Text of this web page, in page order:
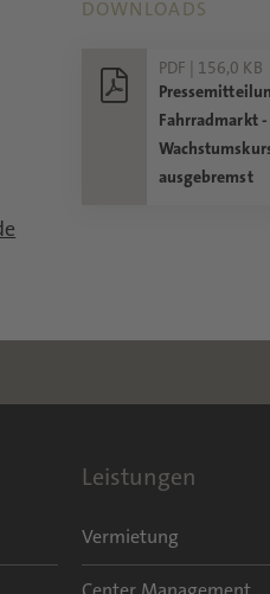
DOWNLOADS
PDF | 156,0 KB
Fahrradmarkt -
ausgebremst
Leistungen
Vermietung